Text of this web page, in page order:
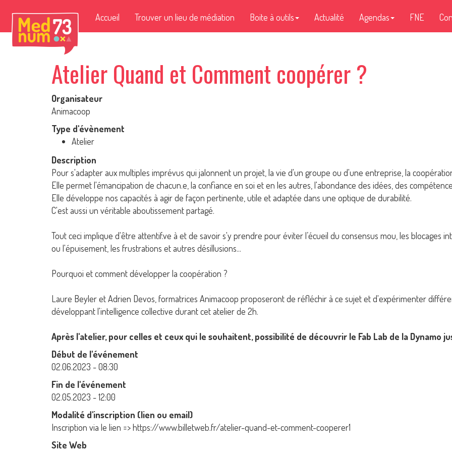
Accueil Trouver un lieu de médiation Boite à outils Actualité Agendas FNE
Atelier Quand et Comment coopérer ?
Organisateur
Animacoop
Type d'évènement
Atelier
Description
Pour s'adapter aux multiples imprévus qui jalonnent un projet, la vie d'un groupe ou d'une entreprise, la
Elle permet l'émancipation de chacun.e, la confiance en soi et en les autres, l'abondance des idées, des
Elle développe nos capacités à agir de façon pertinente, utile et adaptée dans une optique de durabilité.
C'est aussi un véritable aboutissement partagé.
Tout ceci implique d'être attentif.ve à et de savoir s'y prendre pour éviter l’écueil du consensus mou, les blocages
ou l'épuisement, les frustrations et autres désillusions...
Pourquoi et comment développer la coopération ?
Laure Beyler et Adrien Devos, formatrices Animacoop proposeront de réfléchir à ce sujet et d'expérimenter
développant l'intelligence collective durant cet atelier de 2h.
Après l'atelier, pour celles et ceux qui le souhaitent, possibilité de découvrir le Fab Lab de la Dynamo
Début de l'événement
02.06.2023 - 08:30
Fin de l'événement
02.05.2023 - 12:00
Modalité d'inscription (lien ou email)
Inscription via le lien => https://www.billetweb.fr/atelier-quand-et-comment-cooperer1
Site Web